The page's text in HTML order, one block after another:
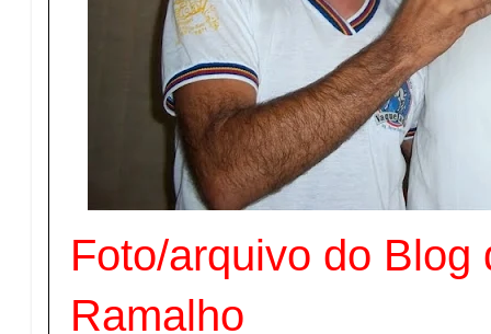
Foto/arquivo do Blog
Ramalho